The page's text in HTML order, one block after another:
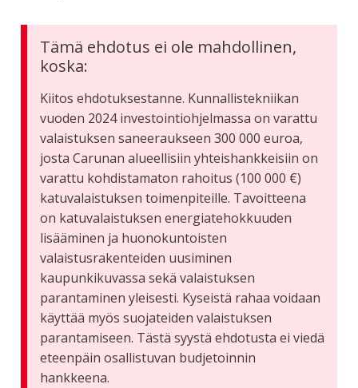
Tämä ehdotus ei ole mahdollinen,
koska:
Kiitos ehdotuksestanne. Kunnallistekniikan
vuoden 2024 investointiohjelmassa on varattu
valaistuksen saneeraukseen 300 000 euroa,
josta Carunan alueellisiin yhteishankkeisiin on
varattu kohdistamaton rahoitus (100 000 €)
katuvalaistuksen toimenpiteille. Tavoitteena
on katuvalaistuksen energiatehokkuuden
lisääminen ja huonokuntoisten
valaistusrakenteiden uusiminen
kaupunkikuvassa sekä valaistuksen
parantaminen yleisesti. Kyseistä rahaa voidaan
käyttää myös suojateiden valaistuksen
parantamiseen. Tästä syystä ehdotusta ei viedä
eteenpäin osallistuvan budjetoinnin
hankkeena.